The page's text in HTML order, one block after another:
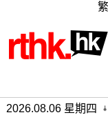
繁
2026.08.06 星期四